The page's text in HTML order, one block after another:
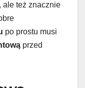
ale też znacznie
po prostu musi
przed